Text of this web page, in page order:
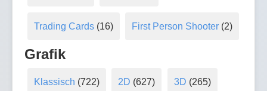
Trading Cards(16) First Person Shooter (2)
Grafik
Klassisch (722) 2D (627) 3D (265)